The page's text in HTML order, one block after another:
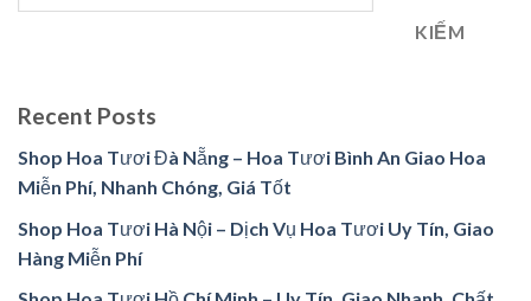
KIẾM
Recent Posts
Shop Hoa Tươi Đà Nẵng – Hoa Tươi Bình An Giao Hoa
Miễn Phí, Nhanh Chóng, Giá Tốt
Shop Hoa Tươi Hà Nội – Dịch Vụ Hoa Tươi Uy Tín, Giao
Hàng Miễn Phí